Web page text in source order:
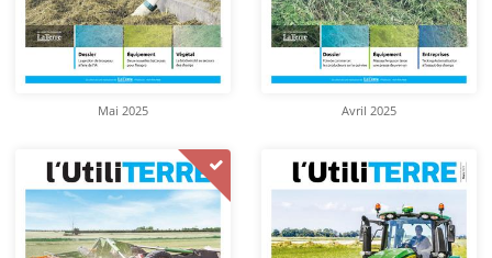
Mai 2025 Avril 2025